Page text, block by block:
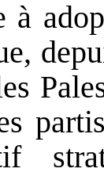
à